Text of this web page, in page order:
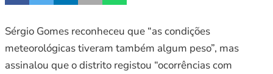
Sérgio Gomes reconheceu que “as condições
meteorológicas tiveram também algum peso”, mas
assinalou que o distrito registou “ocorrências com